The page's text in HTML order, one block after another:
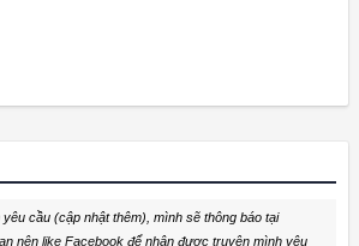
cầu (cập nhật thêm), mình sẽ thông báo tại
nên like Facebook để nhận được truyện mình yêu